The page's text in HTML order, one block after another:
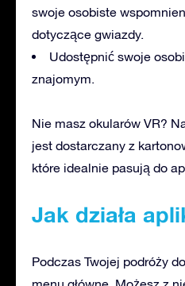
swoje osobiste
dotyczące gwiazdy.
Udostępnić swoje
znajomym.
Nie masz okularów VR?
jest dostarczany z
które idealnie pasują do
Jak działa
Podczas Twojej podróży